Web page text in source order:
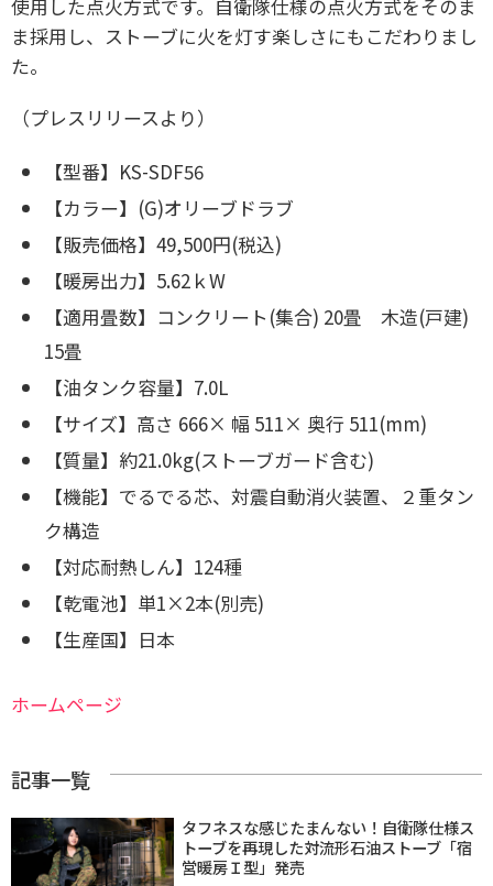
使用した点火方式です。自衛隊仕様の点火方式をそのま
ま採用し、ストーブに火を灯す楽しさにもこだわりまし
た。
（プレスリリースより）
【型番】KS-SDF56
【カラー】(G)オリーブドラブ
【販売価格】49,500円(税込)
【暖房出力】5.62ｋW
【適用畳数】コンクリート(集合) 20畳 木造(戸建)
15畳
【油タンク容量】7.0L
【サイズ】高さ 666× 幅 511× 奥行 511(mm)
【質量】約21.0kg(ストーブガード含む)
【機能】でるでる芯、対震自動消火装置、２重タン
ク構造
【対応耐熱しん】124種
【乾電池】単1×2本(別売)
【生産国】日本
ホームページ
記事一覧
タフネスな感じたまんない！自衛隊仕様ス
トーブを再現した対流形石油ストーブ「宿
営暖房Ｉ型」発売